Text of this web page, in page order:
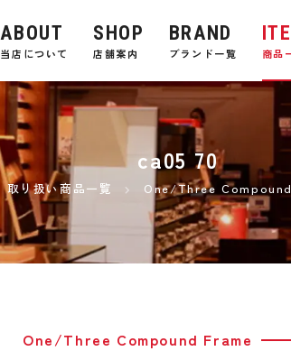
ABOUT
当店について
SHOP
店舗案内
BRAND
ブランド一覧 商品
ca05 70
取り扱い商品一覧 One/Three
One/Three Compound Frame